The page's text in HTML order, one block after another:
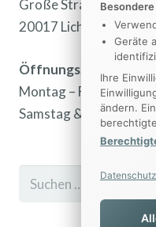
Große Straße 123
20017 Lichtermeer
Öffnungszeiten
Montag – Freitag:
Samstag & Sonntag:
Suchen
Geräte
Ihre
ändern.